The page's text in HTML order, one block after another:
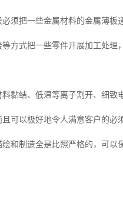
把一些金属材料的金属薄板
方式把一些零件开展加工处
结、低温等离子割开、细致
可以极好地令人满意客户的必
制造全是比照严格的，可以